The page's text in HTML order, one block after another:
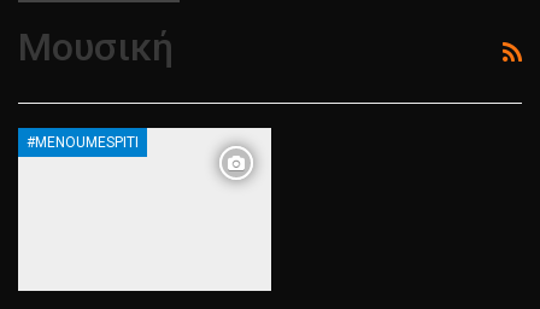
Μουσική
#MENOUMESPITI